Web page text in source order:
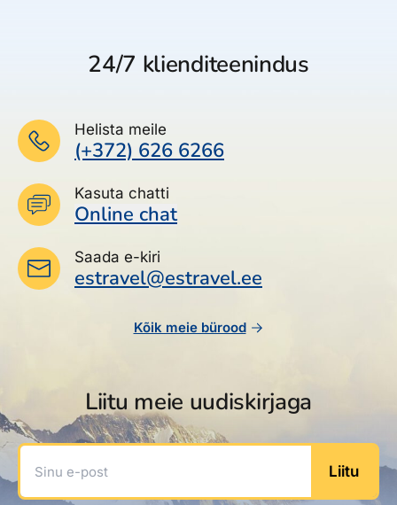
24/7 klienditeenindus
Helista meile
(+372) 626 6266
Kasuta chatti
Online chat
Saada e-kiri
estravel@estravel.ee
Kõik meie bürood
Liitu meie uudiskirjaga
Sinu e-post
Liitu